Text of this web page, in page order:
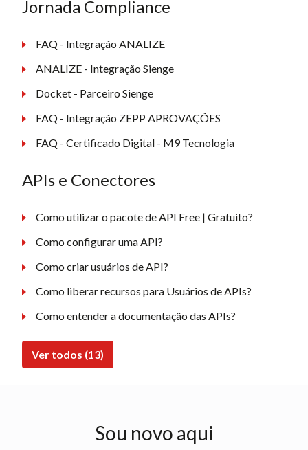
Jornada Compliance
FAQ - Integração ANALIZE
ANALIZE - Integração Sienge
Docket - Parceiro Sienge
FAQ - Integração ZEPP APROVAÇÕES
FAQ - Certificado Digital - M9 Tecnologia
APIs e Conectores
Como utilizar o pacote de API Free | Gratuito?
Como configurar uma API?
Como criar usuários de API?
Como liberar recursos para Usuários de APIs?
Como entender a documentação das APIs?
Ver todos (13)
Sou novo aqui